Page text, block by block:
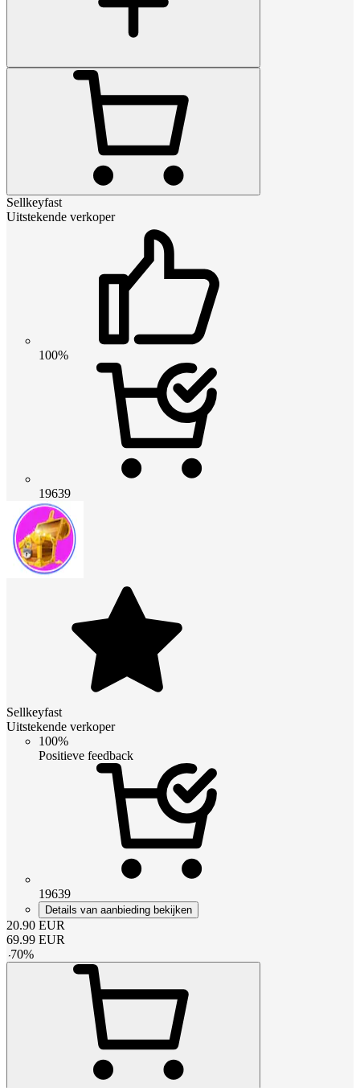
Sellkeyfast
Uitstekende verkoper
100%
19639
Sellkeyfast
Uitstekende verkoper
100%
Positieve feedback
19639
Details van aanbieding bekijken
20.90 EUR
69.99 EUR
-70%